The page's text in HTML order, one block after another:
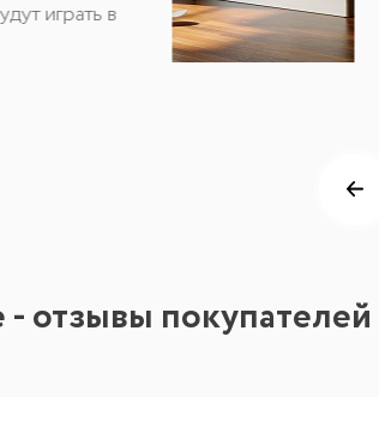
играть в
отзывы покупателей